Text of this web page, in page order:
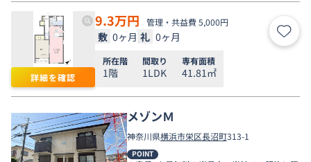
詳細を確認
9.3万円 管理・共益費 5,000円
敷 0ヶ月 礼 0ヶ月 お気
所在階
1階
間取り
1LDK
専有面積
41.81㎡
メゾンＭ
神奈川県横浜市栄区長沼町313-1
POINT